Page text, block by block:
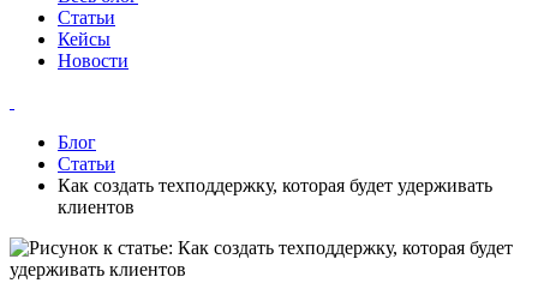
Статьи
Кейсы
Новости
Блог
Статьи
Как создать техподдержку, которая будет удерживать
клиентов